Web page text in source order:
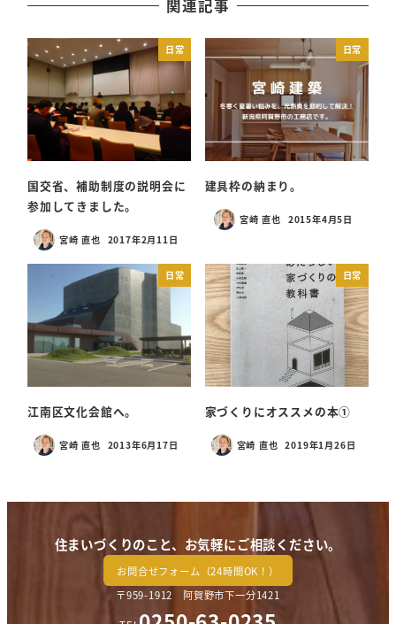
関連記事
日常
国交省、補助制度の説明会に
参加してきました。
宮崎 直也 投稿日
2017年2月11日
日常
建具枠の納まり。
宮崎 直也 投稿日
2015年4月5日
日常
江南区文化会館へ。
宮崎 直也 投稿日
2013年6月17日
日常
家づくりにオススメの本①
宮崎 直也 投稿日
2019年1月26日
住まいづくりのこと、お気軽にご相談ください。
お問合せフォーム（24時間OK！）
〒959-1912 阿賀野市下一分1421